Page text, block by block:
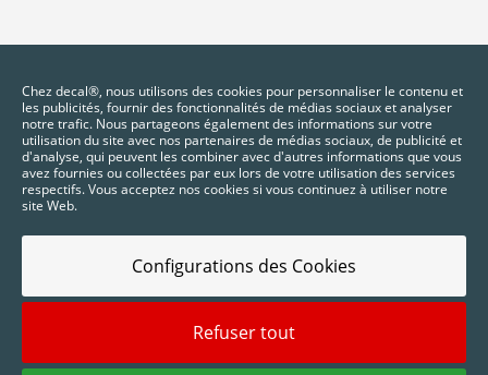
2025 © Digidelta Store - Think Green. Tous droits réservés.
Chez decal®, nous utilisons des cookies pour personnaliser le contenu et
les publicités, fournir des fonctionnalités de médias sociaux et analyser
notre trafic. Nous partageons également des informations sur votre
utilisation du site avec nos partenaires de médias sociaux, de publicité et
d'analyse, qui peuvent les combiner avec d'autres informations que vous
avez fournies ou collectées par eux lors de votre utilisation des services
respectifs. Vous acceptez nos cookies si vous continuez à utiliser notre
site Web.
Configurations des Cookies
Refuser tout